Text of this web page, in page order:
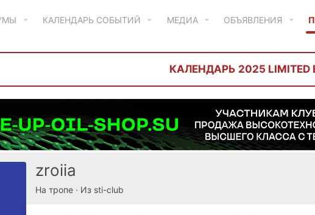
КАЛЕНДАРЬ СОБЫТИЙ МЕДИА ОБЪЯВЛЕНИЯ
КАЛЕНДАРЬ 2025 LIMITED
zroiia
На тропе · Из sti-club